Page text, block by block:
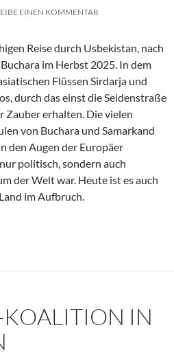
EINEN KOMMENTAR
Reise durch Usbekistan, nach
im Herbst 2025. In dem
Flüssen Sirdarja und
durch das einst die Seidenstraße
Zauber erhalten. Die vielen
von Buchara und Samarkand
den Augen der Europäer
politisch, sondern auch
der Welt war. Heute ist es auch
im Aufbruch.
in einem Land im Aufbruch
IN